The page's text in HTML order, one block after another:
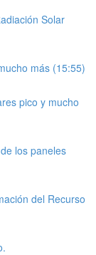
Solar
más (15:55)
pico y mucho
los paneles
del Recurso